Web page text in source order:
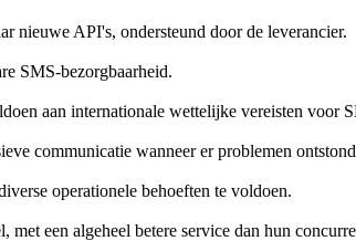
nieuwe API's, ondersteund door de leverancier.
SMS-bezorgbaarheid.
aan internationale wettelijke vereisten voor
communicatie wanneer er problemen
operationele behoeften te voldoen.
met een algeheel betere service dan hun